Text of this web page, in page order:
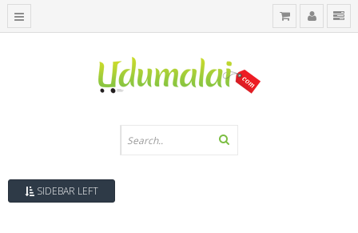
SIDEBAR LEFT